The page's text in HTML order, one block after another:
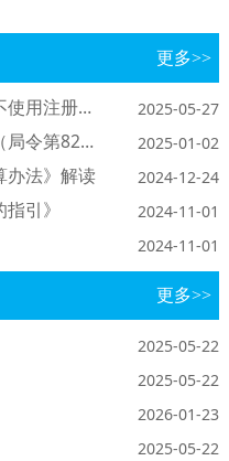
更多>>
申请撤销无正当理由连续三年不使用注册商标 2025-05-27
国家知识产权局行政复议规程（局令第82号） 2025-01-02
办法》解读 2024-12-24
引》 2024-11-01
2024-11-01
更多>>
2025-05-22
2025-05-22
2026-01-23
2025-05-22